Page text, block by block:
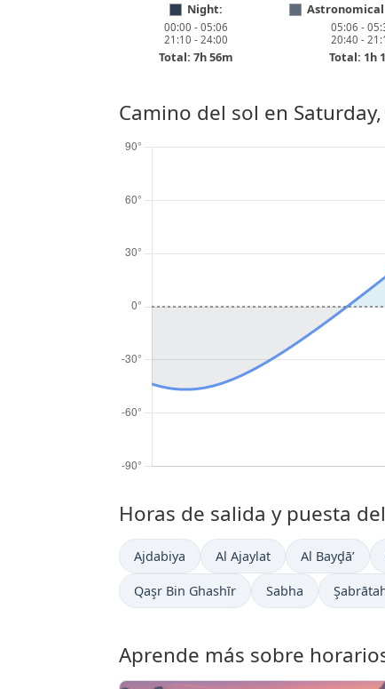
Night:
00:00 - 05:06
21:10 - 24:00
Total: 7h 56m
05:06 -
20:40 -
Total: 1h
Camino del sol en
Horas de salida y puesta
Ajdabiya Al Ajaylat Al Bayḑā’
Qaşr Bin Ghashīr Sabha
Aprende más sobre